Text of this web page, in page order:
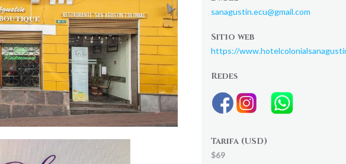
sanagustin.ecu@gmail.com
Sitio web
https://
Redes
Tarifa (USD)
$69